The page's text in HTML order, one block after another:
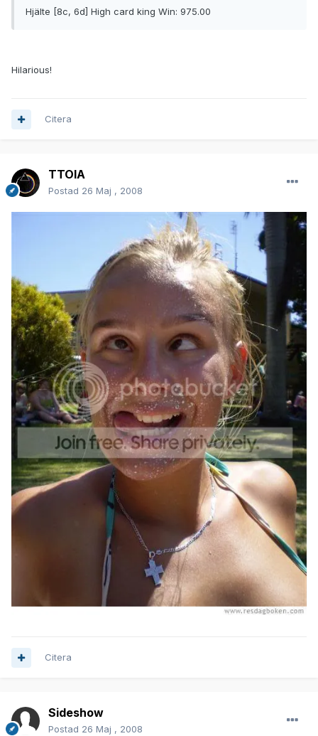
Hjälte [8c, 6d] High card king Win: 975.00
Hilarious!
Citera
TTOIA
Postad 26 Maj , 2008
Citera
Sideshow
Postad 26 Maj , 2008